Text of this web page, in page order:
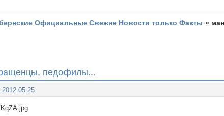
Официальные Свежие Новости только Факты »
педофилы...
05:25